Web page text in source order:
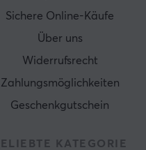
Sichere Online-Käufe
Über uns
Widerrufsrecht
Zahlungsmöglichkeiten
Geschenkgutschein
KATEGORIE